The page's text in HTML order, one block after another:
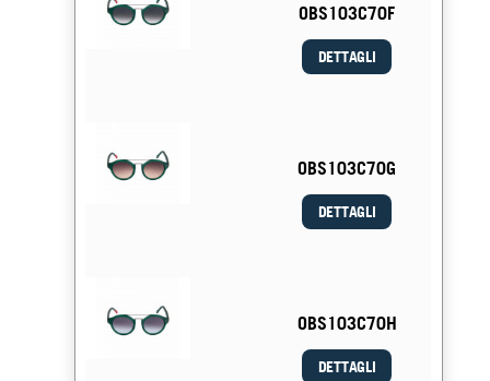
OBS103C70F
DETTAGLI
OBS103C70G
DETTAGLI
OBS103C70H
DETTAGLI